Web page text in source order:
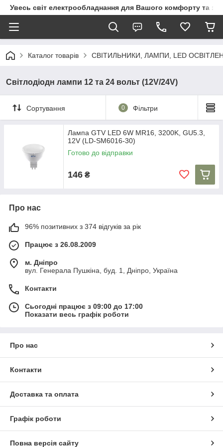
Увесь світ електрообладнання для Вашого комфорту та
Каталог товарів СВІТИЛЬНИКИ, ЛАМПИ, LED
Світлодіодн лампи 12 та 24 вольт (12V/24V)
Сортування 0 Фільтри
Лампа GTV LED 6W MR16, 3200K, GU5.3,
12V (LD-SM6016-30)
Готово до відправки
146 ₴
Про нас
96% позитивних з 374 відгуків за рік
Працює з 26.08.2009
м. Дніпро
вул. Генерала Пушкіна, буд. 1, Дніпро, Україна
Контакти
Сьогодні працює з 09:00 до 17:00
Показати весь графік роботи
Про нас
Контакти
Доставка та оплата
Графік роботи
Повна версія сайту